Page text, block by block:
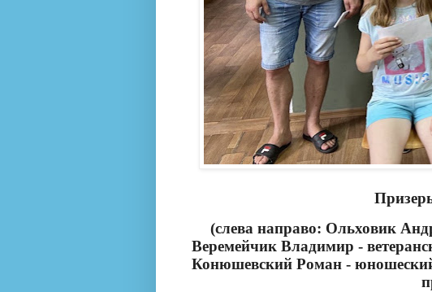
(слева направо: Ольховик
Веремейчик Владимир -
Конюшевский Роман -